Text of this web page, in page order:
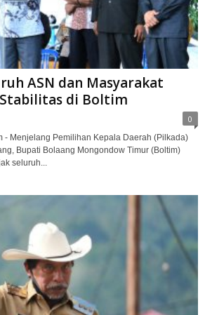
ASN dan Masyarakat
di Boltim
0
- Menjelang Pemilihan Kepala Daerah (Pilkada)
Bupati Bоlааng Mongondow Tіmur (Bоltіm)
ѕеluruh...